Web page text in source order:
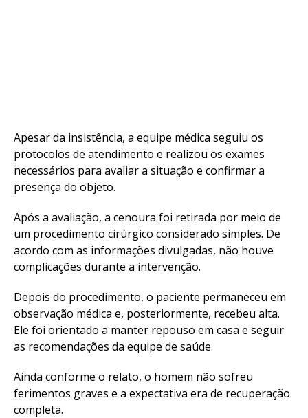
Apesar da insistência, a equipe médica seguiu os
protocolos de atendimento e realizou os exames
necessários para avaliar a situação e confirmar a
presença do objeto.
Após a avaliação, a cenoura foi retirada por meio de
um procedimento cirúrgico considerado simples. De
acordo com as informações divulgadas, não houve
complicações durante a intervenção.
Depois do procedimento, o paciente permaneceu em
observação médica e, posteriormente, recebeu alta.
Ele foi orientado a manter repouso em casa e seguir
as recomendações da equipe de saúde.
Ainda conforme o relato, o homem não sofreu
ferimentos graves e a expectativa era de recuperação
completa.